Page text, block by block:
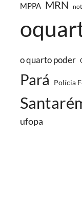
MPPA MRN
o quarto poder
Pará Polícia
ufopa